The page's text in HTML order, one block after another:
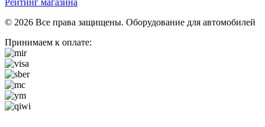
© 2026 Все права защищены. Оборудование для автомобилей
Принимаем к оплате: